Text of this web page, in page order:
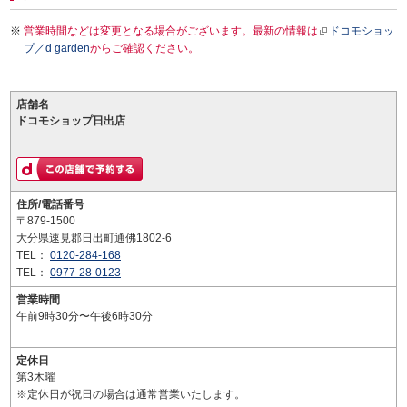
営業時間などは変更となる場合がございます。最新の情報は
ドコモショッ
プ／d gardenからご確認ください。
店舗名
ドコモショップ日出店
住所/電話番号
〒879-1500
大分県速見郡日出町通佛1802-6
TEL： 0120-284-168
TEL： 0977-28-0123
営業時間
午前9時30分〜午後6時30分
定休日
第3木曜
※定休日が祝日の場合は通常営業いたします。